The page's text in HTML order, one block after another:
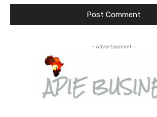
- Advertisement -